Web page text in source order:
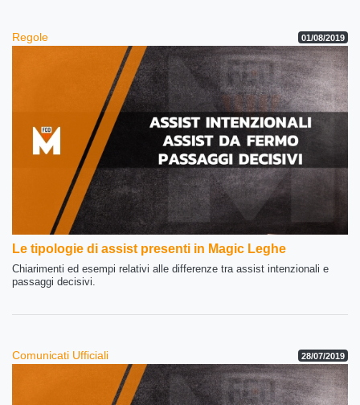
Regole 01/08/2019
Le tipologie di assist presenti in Magic Leghe
Chiarimenti ed esempi relativi alle differenze tra assist intenzionali e
passaggi decisivi.
Comunicati Ufficiali 28/07/2019